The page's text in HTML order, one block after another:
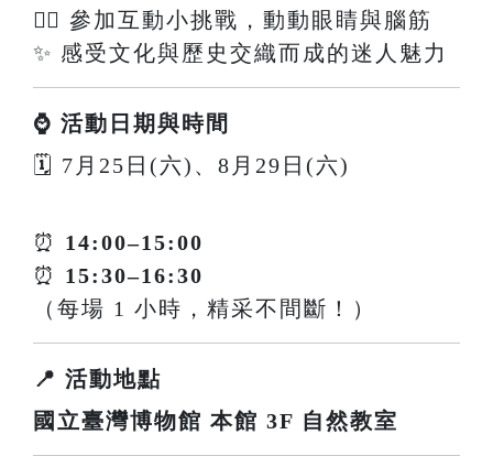
🕵️‍♀️ 參加互動小挑戰，動動眼睛與腦筋
✨ 感受文化與歷史交織而成的迷人魅力
⌚ 活動日期與時間
🗓 7月25日(六)、8月29日(六)
⏰ 14:00–15:00
⏰ 15:30–16:30
（每場 1 小時，精采不間斷！）
📍 活動地點
國立臺灣博物館 本館 3F 自然教室